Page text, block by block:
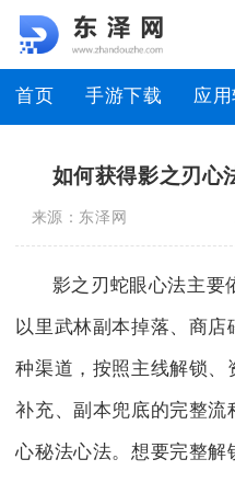
首页 手游下载 应
如何获得影之刃心
来源： 东泽网
影之刃蛇眼心法主要
以里武林副本掉落、商店
种渠道，按照主线解锁
补充、副本兜底的完整
心秘法心法。想要完整